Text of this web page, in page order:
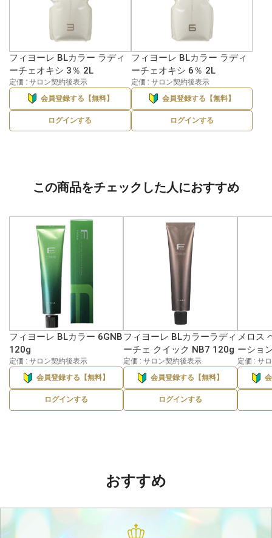
フィヨーレ BLカラー ラディ
ーチェオキシ 3％ 2L
定価 : サロン契約後表示
会員登録する【無料】
ログインする
フィヨーレ BLカラー ラディ
ーチェオキシ 6％ 2L
定価 : サロン契約後表示
会員登録する【無料】
ログインする
この商品をチェックした人におすすめ
フィヨーレ BLカラー 6GNB
120g
定価 : サロン契約後表示
会員登録する【無料】
ログインする
フィヨーレ BLカラーラディ
ーチェ クイック NB7 120g
定価 : サロン契約後表示
会員登録する【無料】
ログインする
メロス
ーショ
定価 : サ
おすすめ